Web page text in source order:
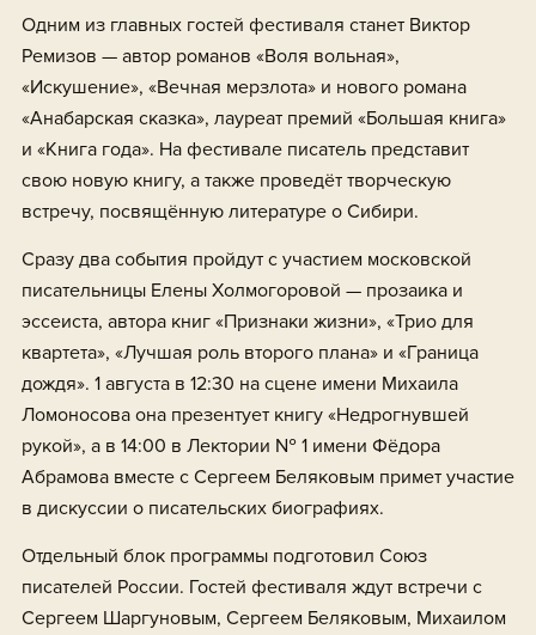
Одним из главных гостей фестиваля станет Виктор
Ремизов — автор романов «Воля вольная»,
«Искушение», «Вечная мерзлота» и нового романа
«Анабарская сказка», лауреат премий «Большая книга»
и «Книга года». На фестивале писатель представит
свою новую книгу, а также проведёт творческую
встречу, посвящённую литературе о Сибири.
Сразу два события пройдут с участием московской
писательницы Елены Холмогоровой — прозаика и
эссеиста, автора книг «Признаки жизни», «Трио для
квартета», «Лучшая роль второго плана» и «Граница
дождя». 1 августа в 12:30 на сцене имени Михаила
Ломоносова она презентует книгу «Недрогнувшей
рукой», а в 14:00 в Лектории № 1 имени Фёдора
Абрамова вместе с Сергеем Беляковым примет участие
в дискуссии о писательских биографиях.
Отдельный блок программы подготовил Союз
писателей России. Гостей фестиваля ждут встречи с
Сергеем Шаргуновым, Сергеем Беляковым, Михаилом